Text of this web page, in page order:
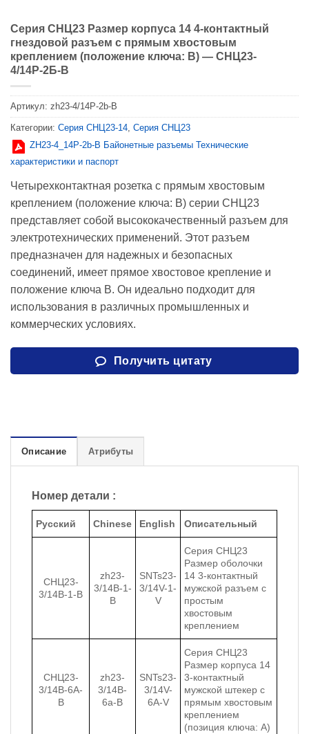
Серия СНЦ23 Размер корпуса 14 4-контактный
гнездовой разъем с прямым хвостовым
креплением (положение ключа: B) — СНЦ23-
4/14Р-2Б-В
Артикул: zh23-4/14P-2b-B
Категории: Серия CНЦ23-14 Серия CНЦ23
ZH23-4_14Р-2b-В Байонетные разъемы Технические
характеристики и паспорт
Четырехконтактная розетка с прямым хвостовым
креплением (положение ключа: B) серии СНЦ23
представляет собой высококачественный разъем для
электротехнических применений. Этот разъем
предназначен для надежных и безопасных
соединений, имеет прямое хвостовое крепление и
положение ключа B. Он идеально подходит для
использования в различных промышленных и
коммерческих условиях.
Получить цитату
Описание Атрибуты
Номер детали :
Русский Chinese English Описательный
СНЦ23-
3/14В-1-В
zh23-
3/14B-1-
B
SNTs23-
3/14V-1-
V
Серия СНЦ23
Размер оболочки
14 3-контактный
мужской разъем с
простым
хвостовым
креплением
СНЦ23-
3/14В-6А-
В
zh23-
3/14B-
6a-B
SNTs23-
3/14V-
6A-V
Серия СНЦ23
Размер корпуса 14
3-контактный
мужской штекер с
прямым хвостовым
креплением
(позиция ключа: A)